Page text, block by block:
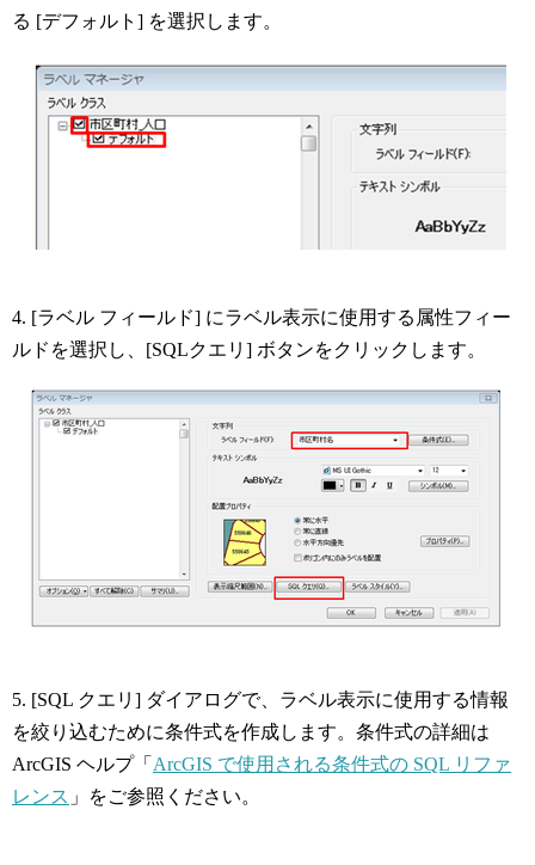
る [デフォルト] を選択します。
4. [ラベル フィールド] にラベル表示に使用する属性フィー
ルドを選択し、[SQLクエリ] ボタンをクリックします。
5. [SQL クエリ] ダイアログで、ラベル表示に使用する情報
を絞り込むために条件式を作成します。条件式の詳細は
ArcGIS ヘルプ「 ArcGIS で使用される条件式の SQL リファ
レンス 」をご参照ください。